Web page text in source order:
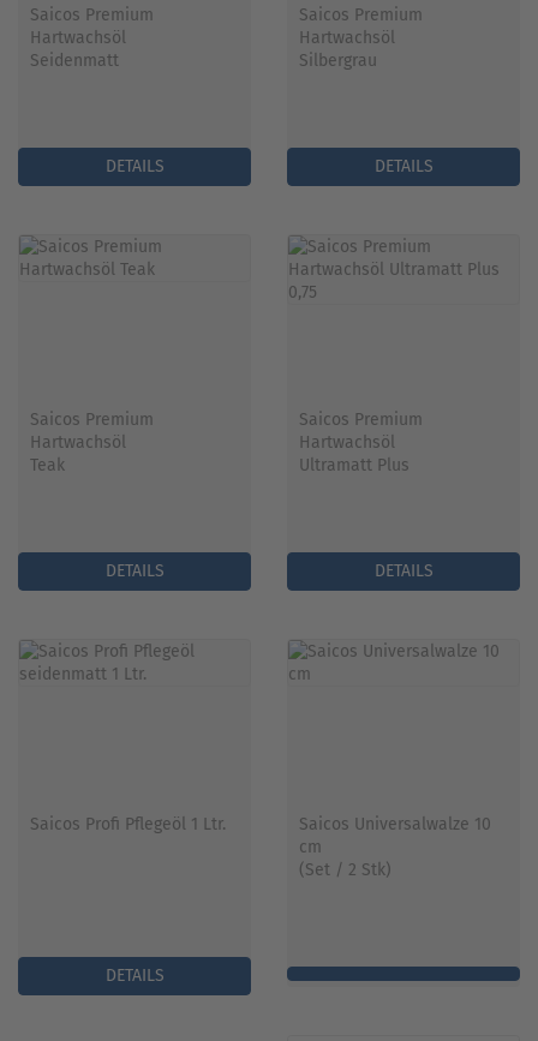
Saicos Premium
Hartwachsöl
Seidenmatt
DETAILS
Saicos Premium
Hartwachsöl
Silbergrau
DETAILS
Saicos Premium
Hartwachsöl
Teak
DETAILS
Saicos Premium
Hartwachsöl
Ultramatt Plus
DETAILS
Saicos Profi Pflegeöl 1 Ltr.
DETAILS
Saicos Universalwalze 10
cm
(Set / 2 Stk)